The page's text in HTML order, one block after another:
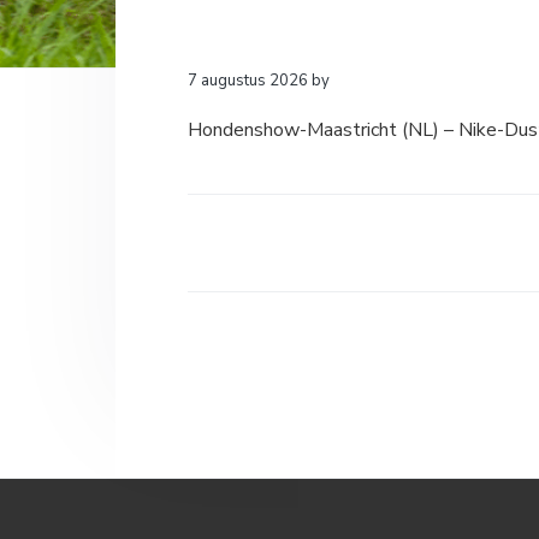
a
v
o
u
k
s
7 augustus 2026 by
Hondenshow-Maastricht (NL) – Nike-